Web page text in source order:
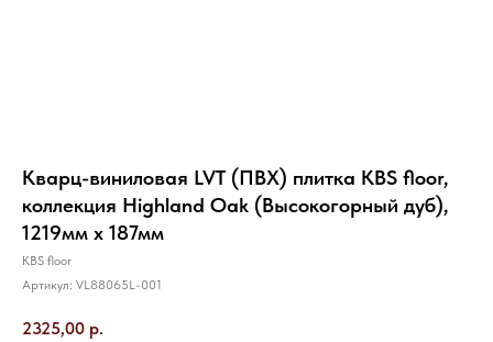
Кварц-виниловая LVT (ПВХ) плитка KBS floor,
коллекция Highland Oak (Высокогорный дуб),
1219мм х 187мм
KBS floor
Артикул: VL88065L-001
2325,00 р.